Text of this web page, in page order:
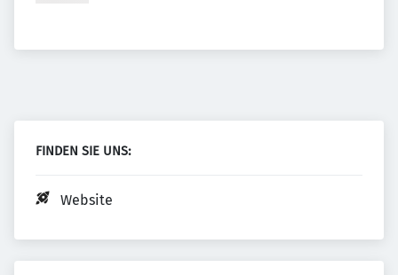
FINDEN SIE UNS:
Website